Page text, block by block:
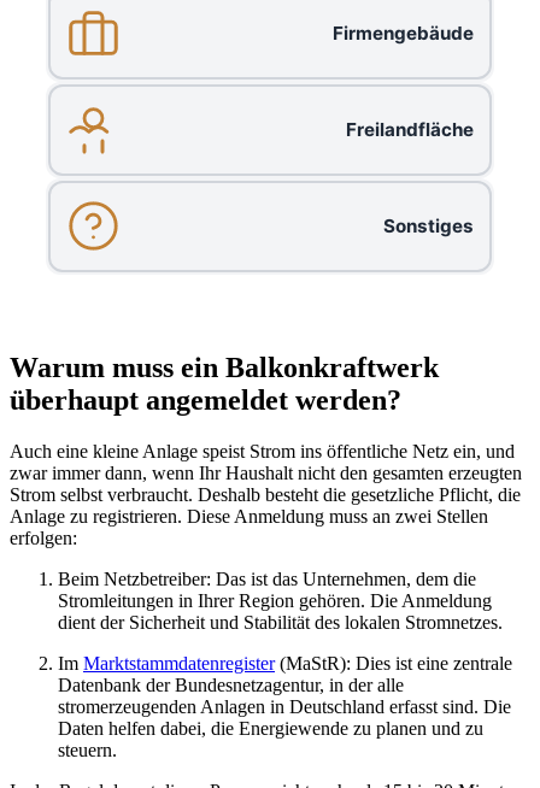
Firmengebäude
Freilandfläche
Sonstiges
Warum muss ein Balkonkraftwerk
überhaupt angemeldet werden?
Auch eine kleine Anlage speist Strom ins öffentliche Netz ein, und
zwar immer dann, wenn Ihr Haushalt nicht den gesamten erzeugten
Strom selbst verbraucht. Deshalb besteht die gesetzliche Pflicht, die
Anlage zu registrieren. Diese Anmeldung muss an zwei Stellen
erfolgen:
Beim Netzbetreiber: Das ist das Unternehmen, dem die
Stromleitungen in Ihrer Region gehören. Die Anmeldung
dient der Sicherheit und Stabilität des lokalen Stromnetzes.
Im Marktstammdatenregister(MaStR): Dies ist eine zentrale
Datenbank der Bundesnetzagentur, in der alle
stromerzeugenden Anlagen in Deutschland erfasst sind. Die
Daten helfen dabei, die Energiewende zu planen und zu
steuern.